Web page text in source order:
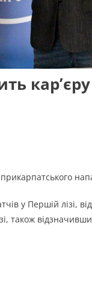
у Першій лізі,
також